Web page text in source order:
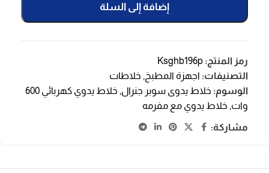
إضافة إلى السلة
رمز المنتج: Ksghb196p
التصنيفات: اجهزة المطبخ , خلاطات
الوسوم: خلاط يدوى سوبر جنرال,
خلاط يدوي كهربائي 600
وات, خلاط يدوي مع مفرمه
مشاركة: